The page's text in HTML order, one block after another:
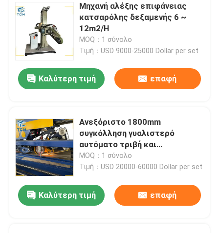
Μηχανή αλέξης επιφάνειας
κατσαρόλης δεξαμενής 6 ~
12m2/H
MOQ：1 σύνολο
Τιμή：USD 9000-25000 Dollar per set
Καλύτερη τιμή επαφή
Ανεξόριστο 1800mm
συγκόλληση γυαλιστερό
αυτόματο τριβή και
γυαλιστερό μηχανή
MOQ：1 σύνολο
Τιμή：USD 20000-60000 Dollar per set
Καλύτερη τιμή επαφή